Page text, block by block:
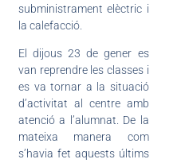
subministrament elèctric i
la calefacció.
El dijous 23 de gener es
van reprendre les classes i
es va tornar a la situació
d’activitat al centre amb
atenció a l’alumnat. De la
mateixa manera com
s’havia fet aquests últims